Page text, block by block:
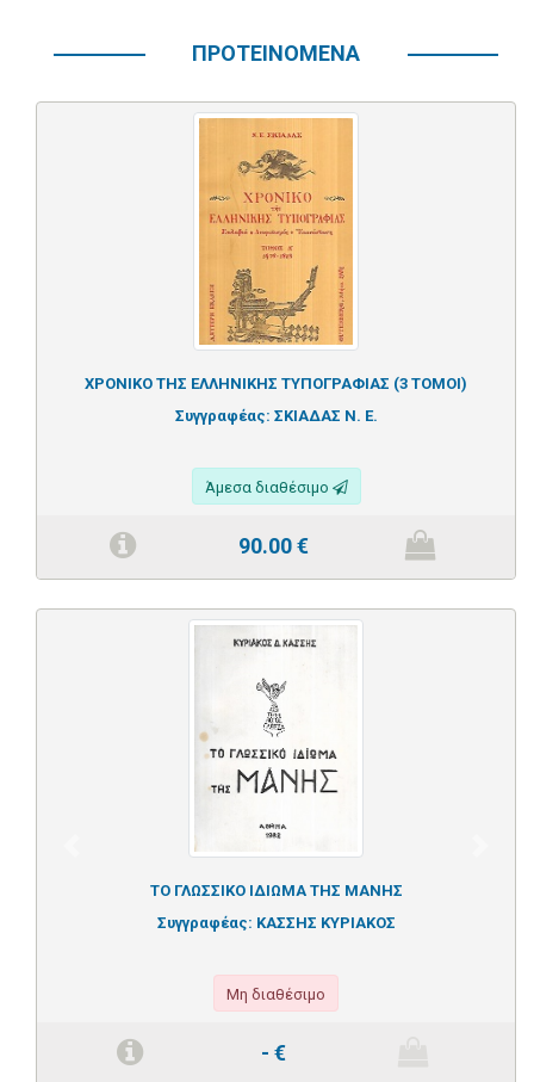
ΠΡΟΤΕΙΝΟΜΕΝΑ
ΧΡΟΝΙΚΟ ΤΗΣ ΕΛΛΗΝΙΚΗΣ ΤΥΠΟΓΡΑΦΙΑΣ (3 ΤΟΜΟΙ)
Συγγραφέας: ΣΚΙΑΔΑΣ Ν. Ε.
Άμεσα διαθέσιμο
90.00€
ΤΟ ΓΛΩΣΣΙΚΟ ΙΔΙΩΜΑ ΤΗΣ ΜΑΝΗΣ
Συγγραφέας: ΚΑΣΣΗΣ ΚΥΡΙΑΚΟΣ
Μη διαθέσιμο
- €